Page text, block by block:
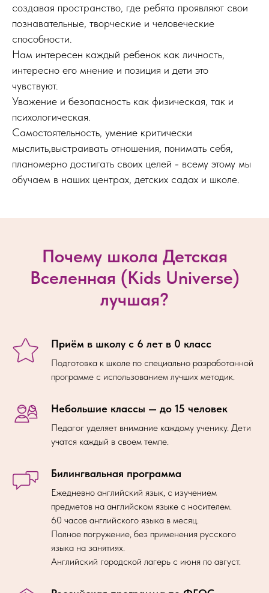
создавая пространство, где ребята проявляют свои
познавательные, творческие и человеческие
способности.
Нам интересен каждый ребенок как личность,
интересно его мнение и позиция и дети это
чувствуют.
Уважение и безопасность как физическая, так и
психологическая.
Самостоятельность, умение критически
мыслить,выстраивать отношения, понимать себя,
планомерно достигать своих целей - всему этому мы
обучаем в наших центрах, детских садах и школе.
Почему школа Детская
Вселенная (Kids Universe)
лучшая?
Приём в школу с 6 лет в 0 класс
Подготовка к школе по специально разработанной
программе с использованием лучших методик.
Небольшие классы — до 15 человек
Педагог уделяет внимание каждому ученику. Дети
учатся каждый в своем темпе.
Билингвальная программа
Ежедневно английский язык, с изучением
предметов на английском языке с носителем.
60 часов английского языка в месяц.
Полное погружение, без применения русского
языка на занятиях.
Английский городской лагерь с июня по август.